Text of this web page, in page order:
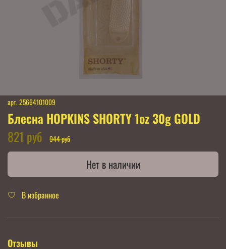
арт. 25664101009
Блесна HOPKINS SHORTY 1oz 30g GOLD
821 руб
944 руб
Нет в наличии
В избранное
Отзывы